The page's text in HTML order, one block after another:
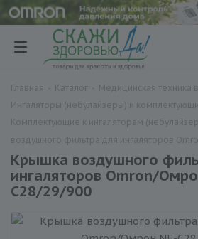
Крышка воздушного
ингаляторов Omron/
C28/29/900